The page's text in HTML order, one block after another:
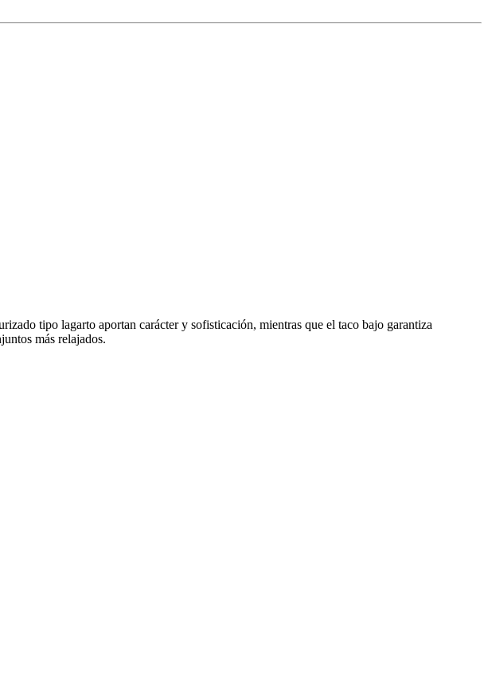
tipo lagarto aportan carácter y sofisticación, mientras que el taco bajo garantiza
más relajados.